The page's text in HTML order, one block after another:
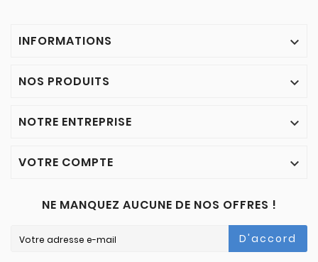
INFORMATIONS 
NOS PRODUITS 
NOTRE ENTREPRISE 
VOTRE COMPTE 
NE MANQUEZ AUCUNE DE NOS OFFRES !
D'accord